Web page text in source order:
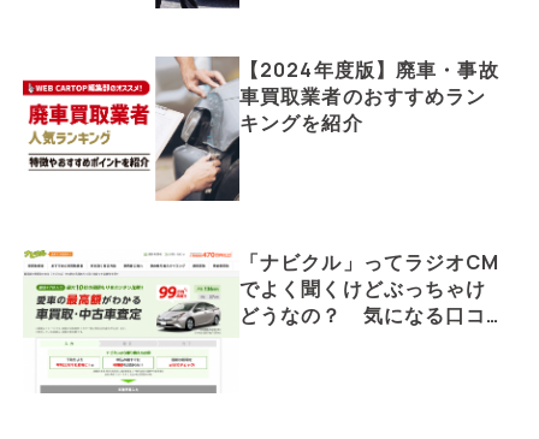
【2024年度版】廃車・事故
車買取業者のおすすめラン
キングを紹介
「ナビクル」ってラジオCM
でよく聞くけどぶっちゃけ
どうなの？ 気になる口コ